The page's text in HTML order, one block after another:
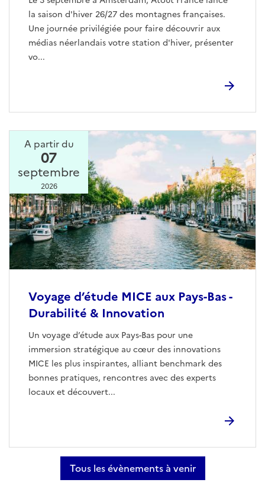
la saison d'hiver 26/27 des montagnes françaises.
Une journée privilégiée pour faire découvrir aux
médias néerlandais votre station d'hiver, présenter
vo...
Voyage d’étude MICE aux Pays-Bas -
Durabilité & Innovation
Un voyage d’étude aux Pays-Bas pour une
immersion stratégique au cœur des innovations
MICE les plus inspirantes, alliant benchmark des
bonnes pratiques, rencontres avec des experts
locaux et découvert...
A partir du
07
septembre
2026
Tous les évènements à venir